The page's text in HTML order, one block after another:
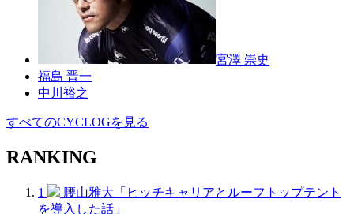
宮澤 崇史
福島 晋一
中川裕之
すべてのCYCLOGを見る
RANKING
1
腰山雅大「ヒッチキャリアとルーフトップテント
を導入した話」